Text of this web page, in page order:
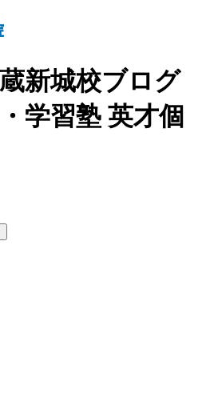
新城校ブログ
学習塾 英才個